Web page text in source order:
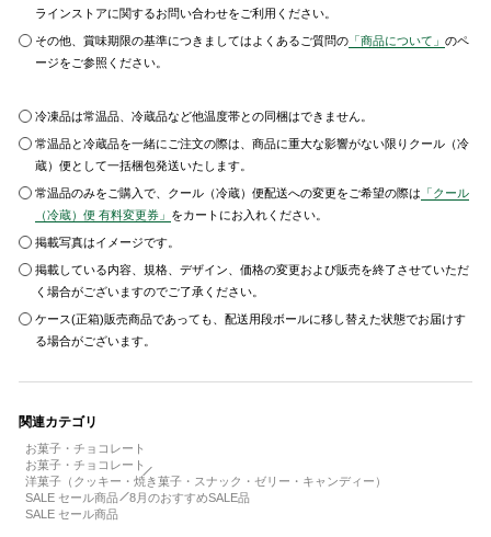
ラインストアに関するお問い合わせをご利用ください。
その他、賞味期限の基準につきましてはよくあるご質問の 「商品について」のペ
ージをご参照ください。
冷凍品は常温品、冷蔵品など他温度帯との同梱はできません。
常温品と冷蔵品を一緒にご注文の際は、商品に重大な影響がない限りクール（冷
蔵）便として一括梱包発送いたします。
常温品のみをご購入で、クール（冷蔵）便配送への変更をご希望の際は 「クール
（冷蔵）便 有料変更券」 をカートにお入れください。
掲載写真はイメージです。
掲載している内容、規格、デザイン、価格の変更および販売を終了させていただ
く場合がございますのでご了承ください。
ケース(正箱)販売商品であっても、配送用段ボールに移し替えた状態でお届けす
る場合がございます。
関連カテゴリ
お菓子・チョコレート
お菓子・チョコレート
洋菓子（クッキー・焼き菓子・スナック・ゼリー・キャンディー）
SALE セール商品
8月のおすすめSALE品
SALE セール商品